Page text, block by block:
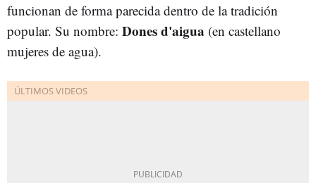
funcionan de forma parecida dentro de la tradición
popular. Su nombre: Dones d'aigua (en castellano
mujeres de agua).